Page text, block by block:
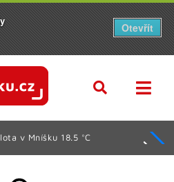
v Mníšku 18.5 °C
Otevřít